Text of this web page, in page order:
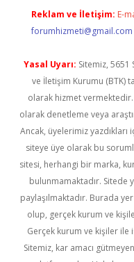
Reklam ve İletişim: E-
forumhizmeti@gmail.com
Yasal Uyarı: Sitemiz, 5651
ve İletişim Kurumu (BTK)
olarak hizmet
olarak denetleme veya
Ancak, üyelerimiz
siteye üye olarak bu
sitesi, herhangi bir marka,
bulunmamaktadır. Sitede
paylaşılmaktadır. Burada
olup, gerçek kurum ve
Gerçek kurum ve kişiler
Sitemiz, kar amacı